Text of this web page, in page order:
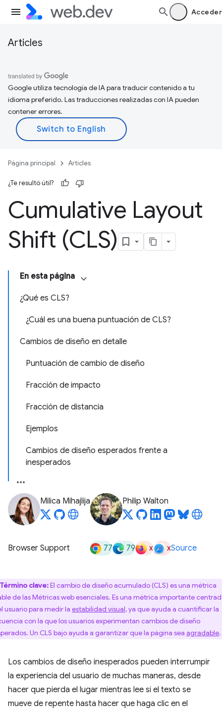
Acceder
Articles
Google utiliza tecnología de IA para traducir contenido a tu
idioma preferido. Las traducciones realizadas con IA pueden
contener errores.
Página principal Articles
¿Te resultó útil?
Cumulative Layout
Shift (CLS)
En esta página
¿Qué es CLS?
¿Cuál es una buena puntuación de CLS?
Cambios de diseño en detalle
Puntuación de cambio de diseño
Fracción de impacto
Fracción de distancia
Ejemplos
Cambios de diseño esperados frente a
inesperados
Milica Mihajlija Philip Walton
Browser Support 77 79 x xSource
Término clave:El cambio de diseño acumulado (CLS) es una métrica
de las Métricas web esenciales. Es una métrica importante
usuario para medir la estabilidad visual, ya que ayuda a cuantificar la
con la que los usuarios experimentan cambios de diseño
Un CLS bajo ayuda a garantizar que la página sea agradable.
Los cambios de diseño inesperados pueden interrumpir
la experiencia del usuario de muchas maneras, desde
hacer que pierda el lugar mientras lee si el texto se
mueve de repente hasta hacer que haga clic en el